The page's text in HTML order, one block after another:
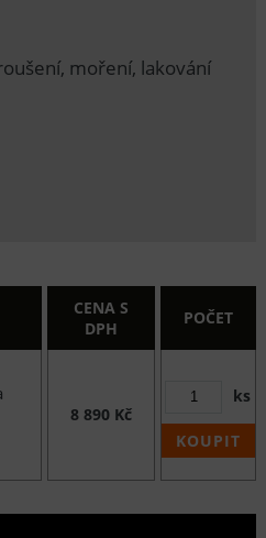
moření, lakování
CENA S
DPH
POČET
8 890 Kč
ks
KOUPIT